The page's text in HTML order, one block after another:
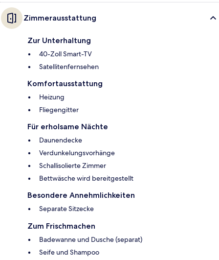
Zimmerausstattung
Zur Unterhaltung
40-Zoll Smart-TV
Satellitenfernsehen
Komfortausstattung
Heizung
Fliegengitter
Für erholsame Nächte
Daunendecke
Verdunkelungsvorhänge
Schallisolierte Zimmer
Bettwäsche wird bereitgestellt
Besondere Annehmlichkeiten
Separate Sitzecke
Zum Frischmachen
Badewanne und Dusche (separat)
Seife und Shampoo